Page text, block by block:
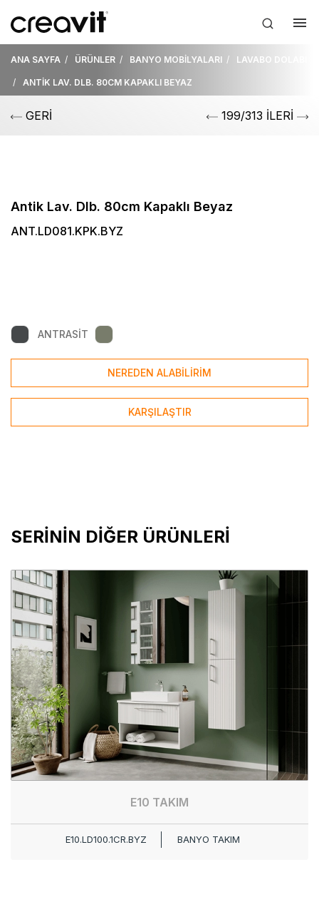
ANA SAYFA ÜRÜNLER BANYO MOBİLYALARI LAVABO DOLABI
ANTİK LAV. DLB. 80CM KAPAKLI BEYAZ
GERİ 199/313 İLERİ
Antik Lav. Dlb. 80cm Kapaklı Beyaz
ANT.LD081.KPK.BYZ
ANTRASİT
NEREDEN ALABİLİRİM
KARŞILAŞTIR
SERİNİN DİĞER ÜRÜNLERİ
E10 TAKIM
E10.LD100.1CR.BYZ BANYO TAKIM